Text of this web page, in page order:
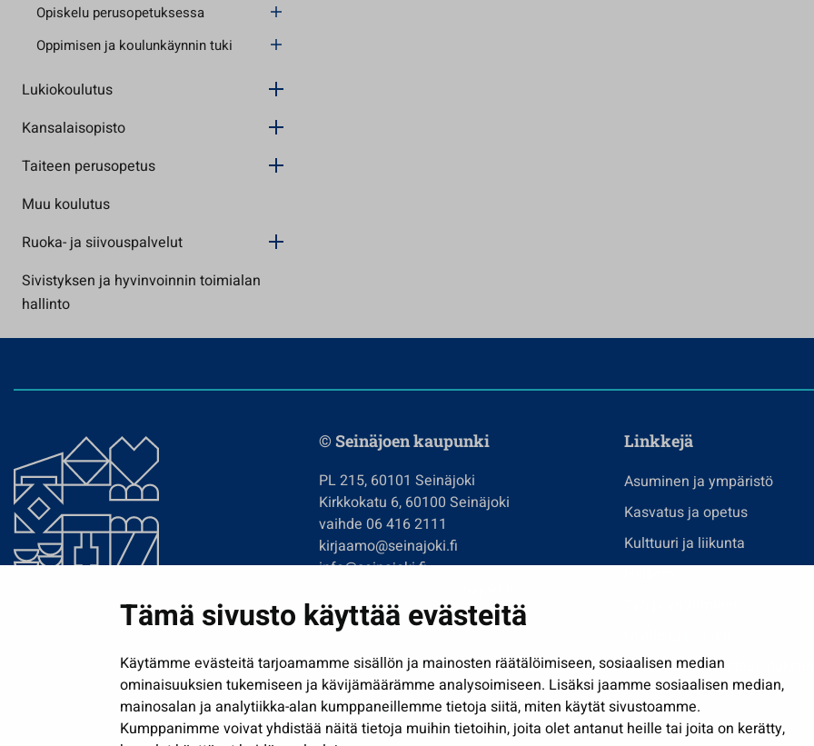
Tämä sivusto käyttää evästeitä
Käytämme evästeitä tarjoamamme sisällön ja mainosten räätälöimiseen, sosiaalisen median
ominaisuuksien tukemiseen ja kävijämäärämme analysoimiseen. Lisäksi jaamme sosiaalisen median,
mainosalan ja analytiikka-alan kumppaneillemme tietoja siitä, miten käytät sivustoamme.
Kumppanimme voivat yhdistää näitä tietoja muihin tietoihin, joita olet antanut heille tai joita on kerätty,
Opiskelu perusopetuksessa
Oppimisen ja koulunkäynnin tuki
Lukiokoulutus
Kansalaisopisto
Taiteen perusopetus
Muu koulutus
Ruoka- ja siivouspalvelut
Sivistyksen ja hyvinvoinnin toimialan
hallinto
© Seinäjoen kaupunki
PL 215, 60101 Seinäjoki
Kirkkokatu 6, 60100 Seinäjoki
vaihde 06 416 2111
kirjaamo@seinajoki.fi
info@seinajoki.fi
Tilaa uutiskirje
Linkkejä
Asuminen ja ympäristö
Kasvatus ja opetus
Kulttuuri ja liikunta
Näytä omat evästeasetukseni